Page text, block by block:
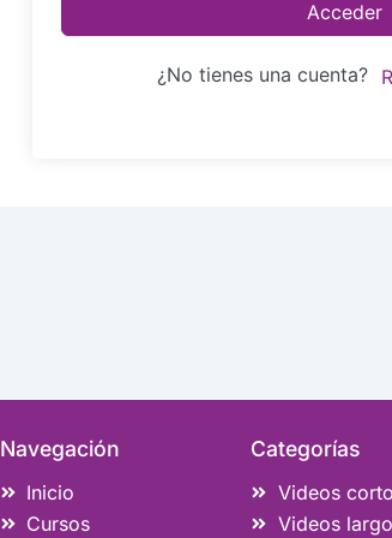
Acceder
¿No tienes una cuenta?
Navegación
Inicio
Cursos
Categorías
Videos
Videos